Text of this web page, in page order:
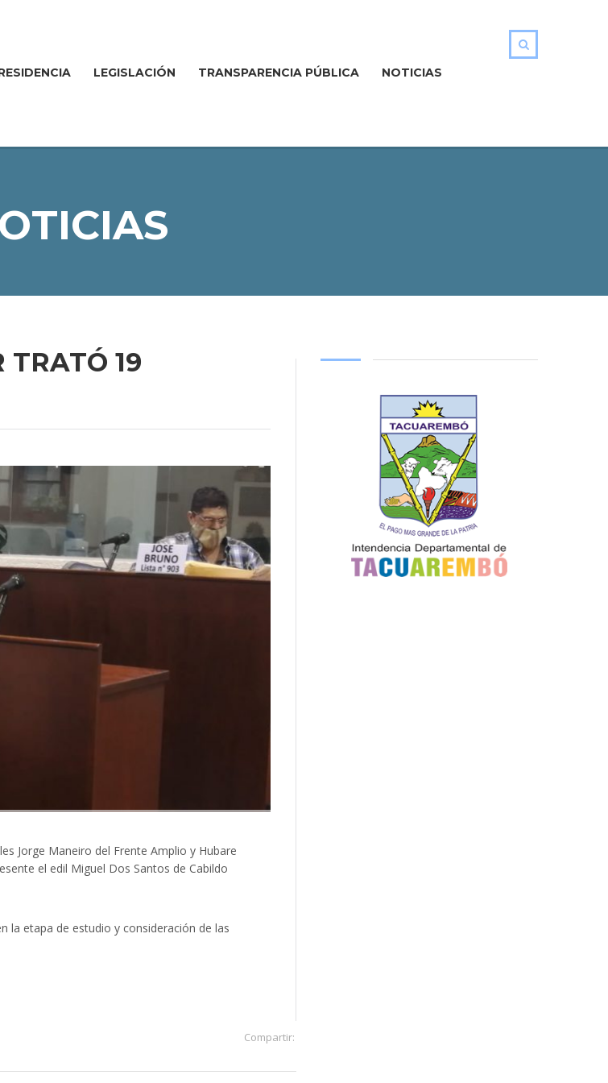
LEGISLACIÓN TRANSPARENCIA PÚBLICA NOTICIAS
TRATÓ 19
Jorge Maneiro del Frente Amplio y Hubare
el edil Miguel Dos Santos de Cabildo
la etapa de estudio y consideración de las
Compartir: